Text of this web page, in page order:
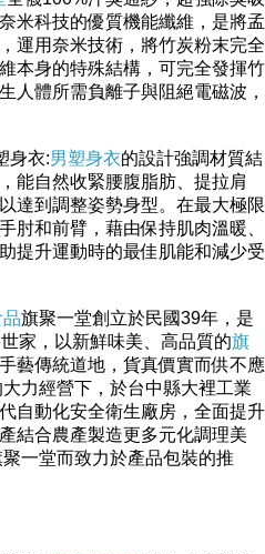
米科技的優質機能纖維，是將孟
運用奈米技術，將竹炭粉末完全
本身的特殊結構，可完全發揮竹
人體所需負離子與阻絕電磁波，
身衣:男塑身衣的設計強調材質結
能自然收緊腰腹脂肪、提拉肩
達到調整姿勢身型。在最大極限
肘和前臂，藉由保持肌肉溫暖、
提升運動時的最佳肌能和減少受
旗聚一堂創立於民國39年，是
家，以新鮮味美、高品質的旗
藝傳統道地，貨真價實而供不應
力經營下，於台中縣大裡工業
自動化安全衛生廠房，全面提升
結合農產製造更多元化調理美
一堂而致力於產品包裝的推